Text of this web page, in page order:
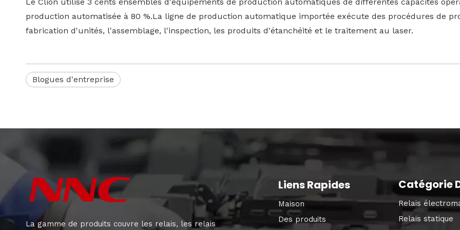
production automatisée à 80 %.La ligne de production automatique importée exécute des procédures de
fabrication d'unités, l'assemblage, l'inspection, les produits d'étanchéité et le traitement au laser.
Blogues d'entreprise
La gamme de produits couvre les relais, les relais
Liens Rapides
Maison
Des produits
Catégorie
Relais
Relais statique